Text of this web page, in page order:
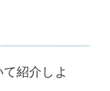
紹介しよ